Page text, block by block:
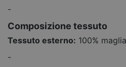
-
Composizione tessuto
Tessuto esterno: 100%
-